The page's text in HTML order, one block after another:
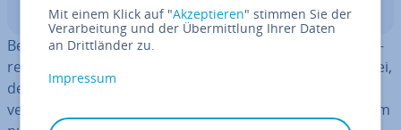
In­halts­ver­zeich­nis
Beim Ent­wi­ckeln eines Produkts oder dem Pro­gram­mie­
ren von Software helfen UML-Zu­stands­dia­gram­me dabei,
den
Le­bens­zy­klus
ver­ständ­lich dar­zu­stel­len. Obwohl ein solches Diagramm
Mit einem Klick auf "Akzeptieren" stimmen Sie der
Verarbeitung und der Übermittlung Ihrer Daten
an Drittländer zu.
Impressum